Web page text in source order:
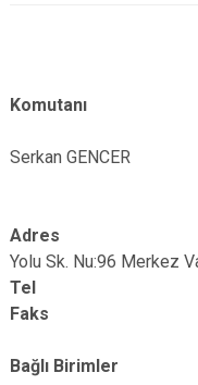
Erciş
Komutanı
Serkan GENCER
Yolu Sk. Nu:96 Merkez
Bağlı